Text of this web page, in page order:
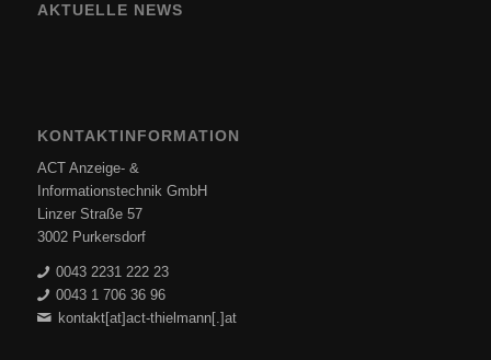
AKTUELLE NEWS
KONTAKTINFORMATION
ACT Anzeige- &
Informationstechnik GmbH
Linzer Straße 57
3002 Purkersdorf
0043 2231 222 23
0043 1 706 36 96
kontakt[at]act-thielmann[.]at